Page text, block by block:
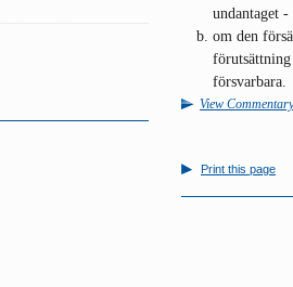
undantaget
om den
försvarbara.
View Commentary
Print this page